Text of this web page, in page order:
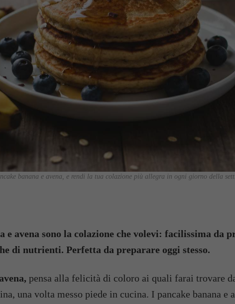
banana e avena, e rendi la tua colazione più allegra in ogni giorno della
e avena sono la colazione che volevi: facilissima da
di nutrienti. Perfetta da preparare oggi stesso.
pensa alla felicità di coloro ai quali farai trovare
una volta messo piede in cucina. I pancake banana e